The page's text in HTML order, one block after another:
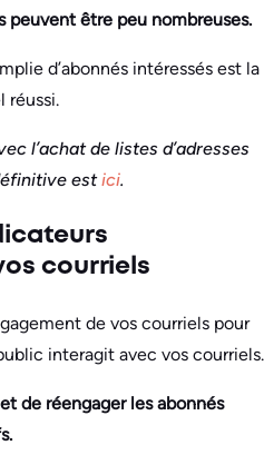
peuvent être peu nombreuses.
d’abonnés intéressés est la
réussi.
l’achat de listes d’adresses
est ici.
courriels
de vos courriels pour
interagit avec vos courriels.
de réengager les abonnés